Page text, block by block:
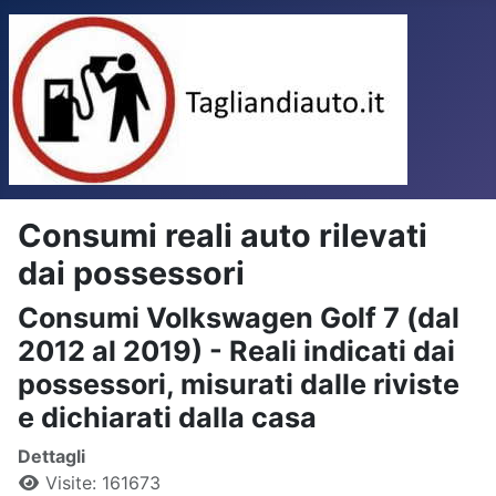
Consumi reali auto rilevati
dai possessori
Consumi Volkswagen Golf 7 (dal
2012 al 2019) - Reali indicati dai
possessori, misurati dalle riviste
e dichiarati dalla casa
Dettagli
Visite: 161673